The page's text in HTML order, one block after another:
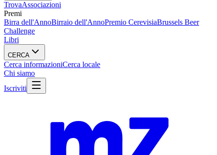
TrovaAssociazioni
Premi
Birra dell'AnnoBirraio dell'AnnoPremio CerevisiaBrussels Beer
Challenge
Libri
CERCA
Cerca informazioniCerca locale
Chi siamo
Iscriviti